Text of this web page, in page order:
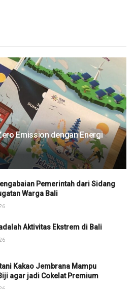
Emission dengan Energi
Pemerintah dari Sidang
Warga Bali
Aktivitas Ekstrem di Bali
Kakao Jembrana Mampu
agar jadi Cokelat Premium